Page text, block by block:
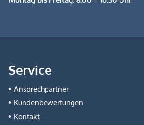
Service
Ansprechpartner
Kundenbewertungen
Kontakt